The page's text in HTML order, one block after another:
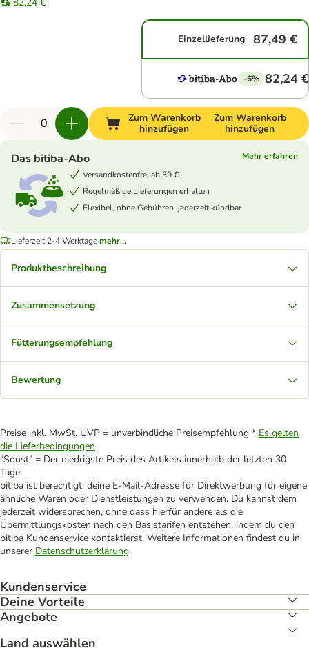
Einzellieferung 87,49 €
-6% 82,24 €
Zum Warenkorb
hinzufügen
Zum Warenkorb
hinzufügen
Das bitiba-Abo
Mehr erfahren
Versandkostenfrei ab 39 €
Regelmäßige Lieferungen erhalten
Flexibel, ohne Gebühren, jederzeit kündbar
Lieferzeit 2-4 Werktagemehr...
Produktbeschreibung
Zusammensetzung
Fütterungsempfehlung
Bewertung
Preise inkl. MwSt. UVP = unverbindliche Preisempfehlung * Es gelten
die Lieferbedingungen
"Sonst" = Der niedrigste Preis des Artikels innerhalb der letzten 30
Tage.
bitiba ist berechtigt, deine E-Mail-Adresse für Direktwerbung für eigene
ähnliche Waren oder Dienstleistungen zu verwenden. Du kannst dem
jederzeit widersprechen, ohne dass hierfür andere als die
Übermittlungskosten nach den Basistarifen entstehen, indem du den
bitiba Kundenservice kontaktierst. Weitere Informationen findest du in
unserer Datenschutzerklärung.
Kundenservice
Deine Vorteile
Angebote
Land auswählen